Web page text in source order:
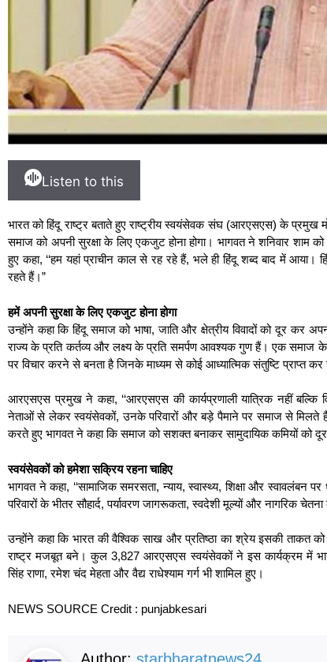
Listen to this
भारत को हिंदू राष्ट्र बताते हुए राष्ट्रीय स्वयंसेवक संघ (आरएसएस) के प्रमुख
समाज को अपनी सुरक्षा के लिए एकजुट होना होगा। भागवत ने शनिवार शाम
हुए कहा, ‘‘हम यहां प्राचीन काल से रह रहे हैं, भले ही हिंदू शब्द बाद में
रहते हैं।”
हमें अपनी सुरक्षा के लिए एकजुट होना होगा
उन्होंने कहा कि हिंदू समाज को भाषा, जाति और क्षेत्रीय विवादों को दूर कर
राज्य के प्रति कर्तव्य और लक्ष्य के प्रति समर्पण आवश्यक गुण हैं। एक समाज
पर विचार करने से बनता है जिनके माध्यम से कोई आध्यात्मिक संतुष्टि प्राप्त
आरएसएस प्रमुख ने कहा, ‘‘आरएसएस की कार्यप्रणाली यात्रिक नहीं
नेताओं से लेकर स्वयंसेवकों, उनके परिवारों और बड़े पैमाने पर समाज से मिलते
करते हुए भागवत ने कहा कि समाज को सशक्त बनाकर सामुदायिक कमियों को दूर
स्वयंसेवकों को हमेशा सक्रिय रहना चाहिए
भागवत ने कहा, ‘‘सामाजिक समरसता, न्याय, स्वास्थ्य, शिक्षा और स्वावलंबन
परिवारों के भीतर सौहार्द, पर्यावरण जागरूकता, स्वदेशी मूल्यों और नागरिक
उन्होंने कहा कि भारत की वैश्विक साख और प्रतिष्ठा का श्रेय इसकी ताकत
राष्ट्र मजबूत बने। कुल 3,827 आरएसएस स्वयंसेवकों ने इस कार्यक्रम में
सिंह राणा, रमेश चंद मेहता और वैद्य राधेश्याम गर्ग भी शामिल हुए।
NEWS SOURCE Credit : punjabkesari